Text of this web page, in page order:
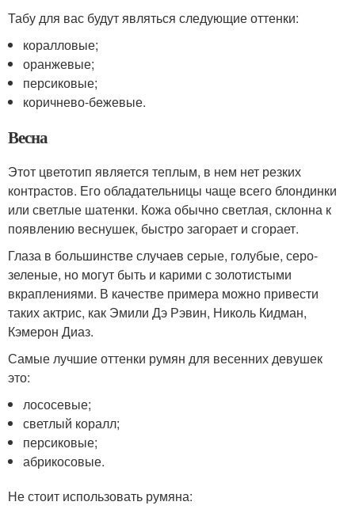
Табу для вас будут являться следующие оттенки:
коралловые;
оранжевые;
персиковые;
коричнево-бежевые.
Весна
Этот цветотип является теплым, в нем нет резких
контрастов. Его обладательницы чаще всего блондинки
или светлые шатенки. Кожа обычно светлая, склонна к
появлению веснушек, быстро загорает и сгорает.
Глаза в большинстве случаев серые, голубые, серо-
зеленые, но могут быть и карими с золотистыми
вкраплениями. В качестве примера можно привести
таких актрис, как Эмили Дэ Рэвин, Николь Кидман,
Кэмерон Диаз.
Самые лучшие оттенки румян для весенних девушек
это:
лососевые;
светлый коралл;
персиковые;
абрикосовые.
Не стоит использовать румяна: